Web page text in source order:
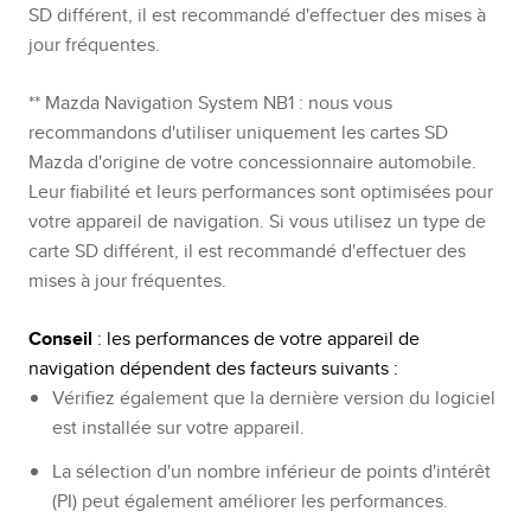
SD différent, il est recommandé d'effectuer des mises à
jour fréquentes.
** Mazda Navigation System NB1 : nous vous
recommandons d'utiliser uniquement les cartes SD
Mazda d'origine de votre concessionnaire automobile.
Leur fiabilité et leurs performances sont optimisées pour
votre appareil de navigation. Si vous utilisez un type de
carte SD différent, il est recommandé d'effectuer des
mises à jour fréquentes.
Conseil : les performances de votre appareil de
navigation dépendent des facteurs suivants :
Vérifiez également que la dernière version du logiciel
est installée sur votre appareil.
La sélection d'un nombre inférieur de points d'intérêt
(PI) peut également améliorer les performances.